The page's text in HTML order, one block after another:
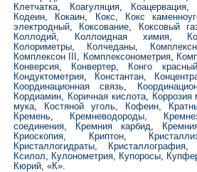
Клетчатка, Коагуляция, Коацервация
Кодеин, Кокаин, Кокс,
Кокс
электродный, Коксование,
Коксовый
Коллодий, Коллоидная химия,
Колориметры, Колчеданы,
Комплексон III , Комплексонометрия,
Конверсия, Конвертер,
Конго красный
Кондуктометрия, Константан,
Координационная связь,
Кордиамин, Коричная кислота, Коррозия
мука, Костяной уголь, Кофеин,
Кремень, Кремневодороды,
соединения, Кремния карбид,
Криоскопия, Криптон,
Кристаллогидраты, Кристаллография
Ксилол, Кулонометрия, Купоросы,
Кюрий, «К».